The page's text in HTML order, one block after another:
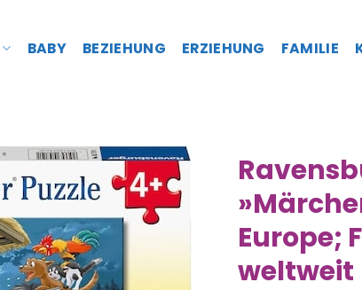
BABY BEZIEHUNG ERZIEHUNG FAMILIE
Europe;
weltweit